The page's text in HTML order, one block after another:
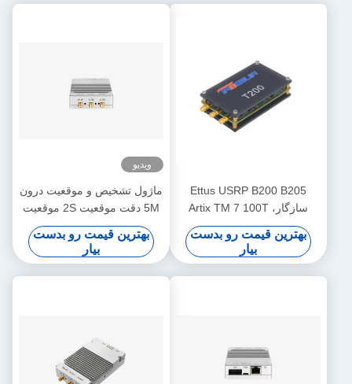
Ettus USRP B200 B205
سازگار، Artix TM 7 100T
FPGA، AD9361 RF 70 MHz-
6 GHz، 56 MHz BW هر یک،
یک کانال ماژول رادیویی تعریف
شده نرم افزار USRP
بهترین قیمت رو بدست
بیار
ویدیو
ماژول تشخیص و موقعیت درون
5M دقت موقعیت 2S موقعیت
سریع 3KM محدوده تشخیص
بهترین قیمت رو بدست
بیار